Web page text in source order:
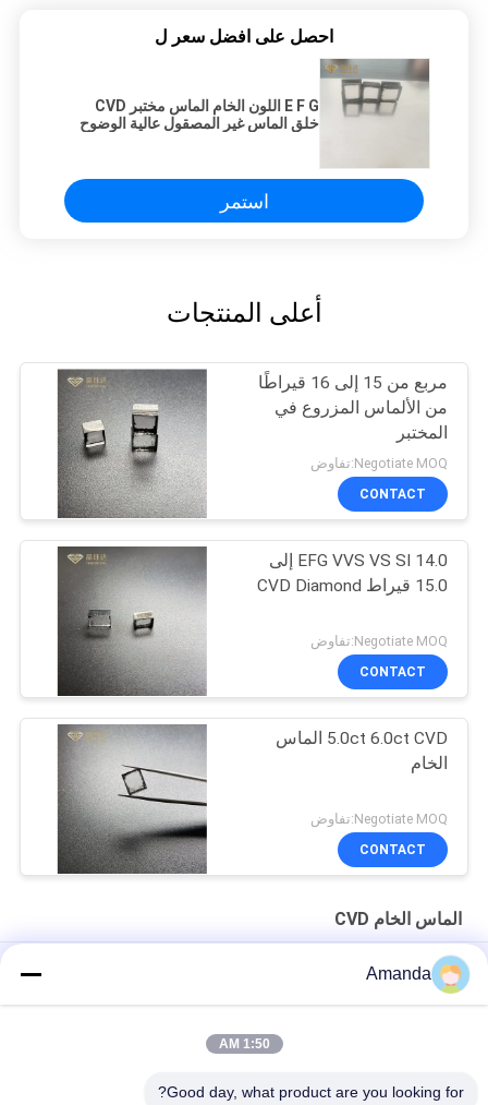
احصل على افضل سعر ل
E F G اللون الخام الماس مختبر CVD
خلق الماس غير المصقول عالية الوضوح
استمر
أعلى المنتجات
مربع من 15 إلى 16 قيراطًا
من الألماس المزروع في
المختبر
Negotiate MOQ:تفاوض
CONTACT
EFG VVS VS SI 14.0 إلى
15.0 قيراط CVD Diamond
Negotiate MOQ:تفاوض
CONTACT
5.0ct 6.0ct CVD الماس
الخام
Negotiate MOQ:تفاوض
CONTACT
الماس الخام CVD
5 ملم إلى 7 ملم DEF اللون الخام HPHT الماس شكل مستطيل
D E F لون VVS VS 12Ct 12.5Ct 13Ct HPHT الماس الخام لـ 4 قيراط
Amanda
1:50 AM
Good day, what product are you looking for?